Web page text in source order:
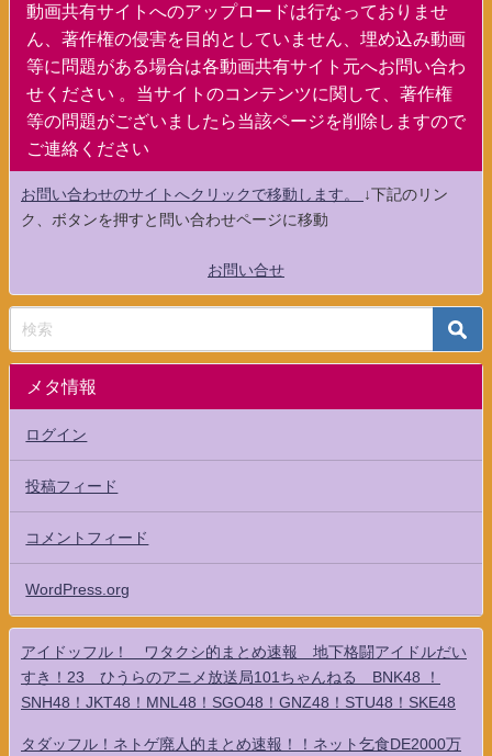
動画共有サイトへのアップロードは行なっておりませ
ん、著作権の侵害を目的としていません、埋め込み動画
等に問題がある場合は各動画共有サイト元へお問い合わ
せください 。当サイトのコンテンツに関して、著作権
等の問題がございましたら当該ページを削除しますので
ご連絡ください
お問い合わせのサイトへクリックで移動します。
↓下記のリン
ク、ボタンを押すと問い合わせページに移動
お問い合せ
メタ情報
ログイン
投稿フィード
コメントフィード
WordPress.org
アイドッフル！ ワタクシ的まとめ速報 地下格闘アイドルだい
すき！23 ひうらのアニメ放送局101ちゃんねる BNK48 ！
SNH48！JKT48！MNL48！SGO48！GNZ48！STU48！SKE48
タダッフル！ネトゲ廃人的まとめ速報！！ネット乞食DE2000万